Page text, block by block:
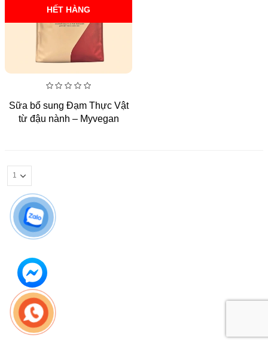
HẾT HÀNG
out
of
5
Sữa bổ sung Đạm Thực Vật
từ đậu nành – Myvegan